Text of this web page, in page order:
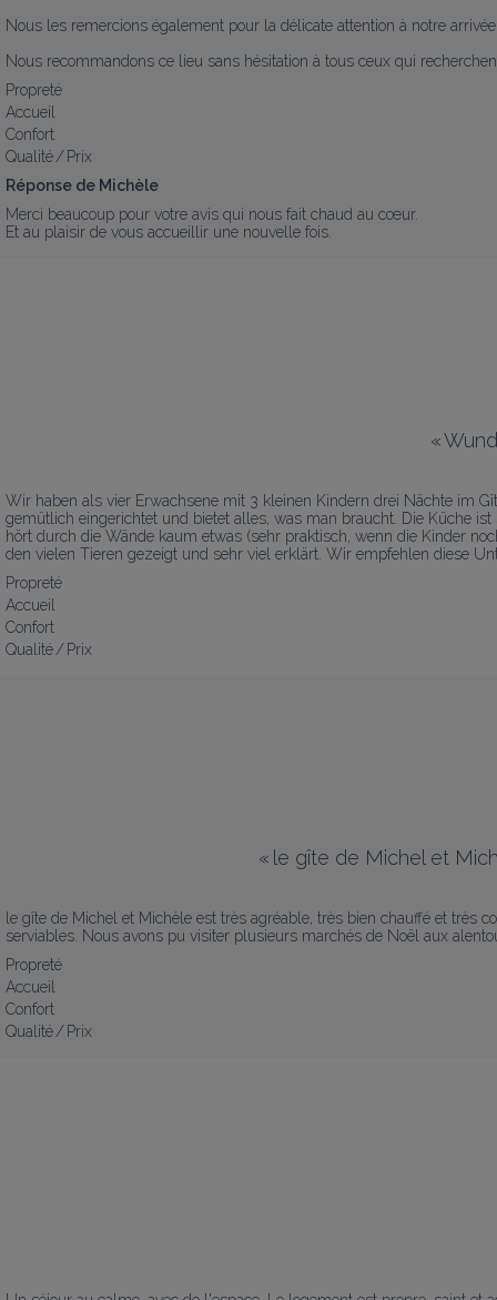
Nous les remercions également pour la délicate attention à notre
Nous recommandons ce lieu sans hésitation à tous ceux qui
Propreté
Accueil
Confort
Qualité / Prix
Réponse de Michèle
Merci beaucoup pour votre avis qui nous fait chaud au cœur.
Et au plaisir de vous accueillir une nouvelle fois.
«
Wir haben als vier Erwachsene mit 3 kleinen Kindern drei Nächte im
gemütlich eingerichtet und bietet alles, was man braucht. Die Küche
hört durch die Wände kaum etwas (sehr praktisch, wenn die Kinder
den vielen Tieren gezeigt und sehr viel erklärt. Wir empfehlen diese
Propreté
Accueil
Confort
Qualité / Prix
« le gîte de Michel et
le gîte de Michel et Michèle est très agréable, très bien chauffé et très
serviables. Nous avons pu visiter plusieurs marchés de Noël aux
Propreté
Accueil
Confort
Qualité / Prix